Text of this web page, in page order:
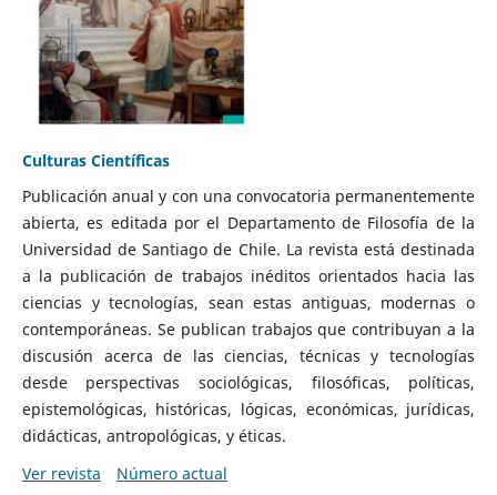
Culturas Científicas
Publicación anual y con una convocatoria permanentemente
abierta, es editada por el Departamento de Filosofía de la
Universidad de Santiago de Chile. La revista está destinada
a la publicación de trabajos inéditos orientados hacia las
ciencias y tecnologías, sean estas antiguas, modernas o
contemporáneas. Se publican trabajos que contribuyan a la
discusión acerca de las ciencias, técnicas y tecnologías
desde perspectivas sociológicas, filosóficas, políticas,
epistemológicas, históricas, lógicas, económicas, jurídicas,
didácticas, antropológicas, y éticas.
Ver revista
Número actual